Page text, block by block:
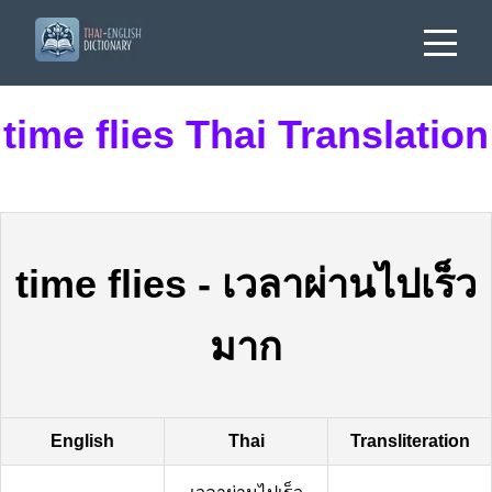
time flies Thai Translation
time flies - เวลาผ่านไปเร็ว
มาก
English Thai Transliteration